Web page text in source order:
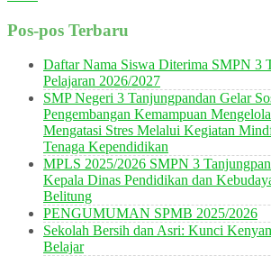
Pos-pos Terbaru
Daftar Nama Siswa Diterima SMPN 3
Pelajaran 2026/2027
SMP Negeri 3 Tanjungpandan Gelar
Pengembangan Kemampuan
Mengatasi Stres Melalui Kegiatan
Tenaga Kependidikan
MPLS 2025/2026 SMPN 3
Kepala Dinas Pendidikan dan
Belitung
PENGUMUMAN SPMB 2025/2026
Sekolah Bersih dan Asri: Kunci
Belajar